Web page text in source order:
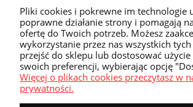
Delta Green Evidence Kit The Labyrinth
100,00 zł
Pliki cookies i pokrewne im technologie
poprawne działanie strony i pomagają
ofertę do Twoich potrzeb. Możesz
wykorzystanie przez nas wszystkich
przejść do sklepu lub dostosować
swoich preferencji, wybierając opcję
Więcej o plikach cookies przeczytasz w
prywatności.